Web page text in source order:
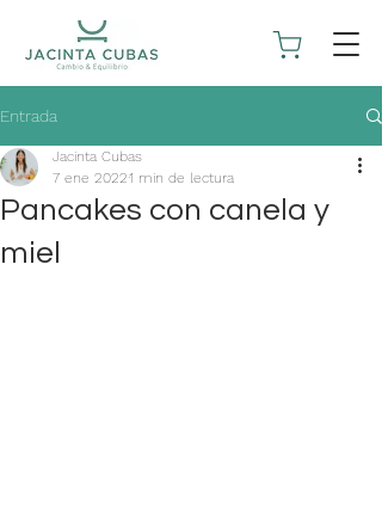
Entrada
Pancakes con canela y
miel
Jacinta Cubas
7 ene 20221 min de lectura